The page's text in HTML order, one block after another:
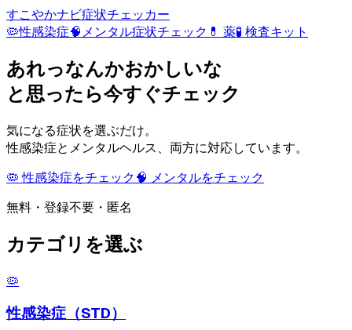
すこやかナビ症状チェッカー
🦠性感染症🧠メンタル症状チェック 💊 薬🧪 検査キット
あれっなんかおかしいな
と思ったら今すぐチェック
気になる症状を選ぶだけ。
性感染症とメンタルヘルス、両方に対応しています。
🦠 性感染症をチェック🧠 メンタルをチェック
無料・登録不要・匿名
カテゴリを選ぶ
🦠
性感染症（STD）